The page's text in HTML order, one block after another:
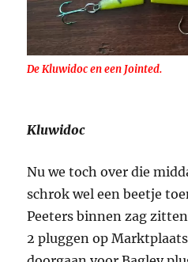
De Kluwidoc en een Jointed.
Kluwidoc
Nu we toch over die
schrok wel een beetje
Peeters binnen zag
2 pluggen op